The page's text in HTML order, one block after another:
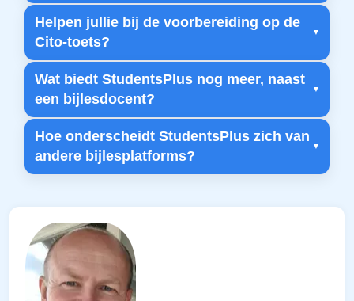
Helpen jullie bij de voorbereiding op de
Cito-toets?
Wat biedt StudentsPlus nog meer, naast
een bijlesdocent?
Hoe onderscheidt StudentsPlus zich van
andere bijlesplatforms?